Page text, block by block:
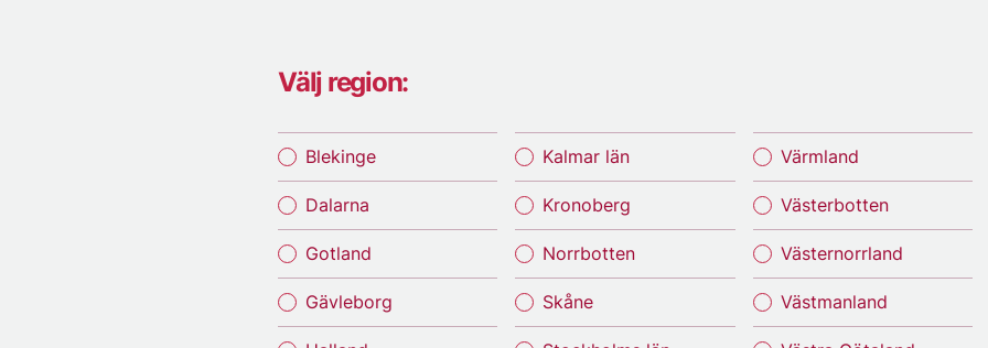
Välj region:
Blekinge
Dalarna
Gotland
Gävleborg
Kalmar län
Kronoberg
Norrbotten
Skåne
Värmland
Västerbotten
Västernorrland
Västmanland